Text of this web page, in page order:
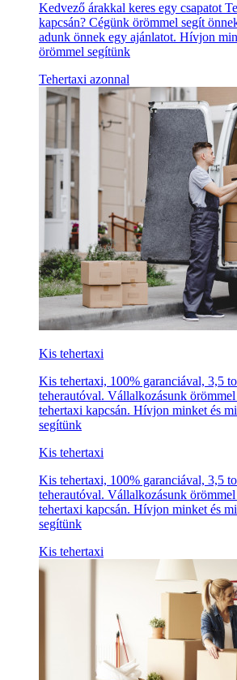
Kedvező árakkal keres egy csapatot
kapcsán? Cégünk örömmel segít
adunk önnek egy ajánlatot. Hívjon
örömmel segítünk
Tehertaxi azonnal
Kis tehertaxi
Kis tehertaxi, 100% garanciával, 3,5
teherautóval. Vállalkozásunk
tehertaxi kapcsán. Hívjon minket és
segítünk
Kis tehertaxi
Kis tehertaxi, 100% garanciával, 3,5
teherautóval. Vállalkozásunk
tehertaxi kapcsán. Hívjon minket és
segítünk
Kis tehertaxi